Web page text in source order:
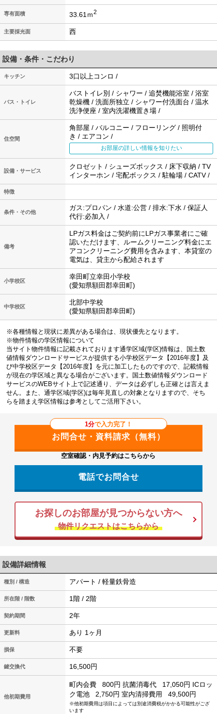
専有面積 33.61ｍ2
主要採光面 西
設備・条件・こだわり
キッチン 3口以上コンロ /
バス・トイレ
バストイレ別 / シャワー / 追焚機能浴室 / 浴室
乾燥機 / 洗面所独立 / シャワー付洗面台 / 温水
洗浄便座 / 室内洗濯機置き場 /
住空間
角部屋 / バルコニー / フローリング / 照明付
き / エアコン /
お部屋の詳しい情報を知りたい
設備・サービス
クロゼット / シューズボックス / 床下収納 / TV
インターホン / 宅配ボックス / 駐輪場 / CATV /
特徴
条件・その他
ガス:プロパン / 水道:公営 / 排水:下水 / 保証人
代行:必加入 /
備考
LPガス料金はご契約前にLPガス事業者にご確
認いただけます、ルームクリーニング料金にエ
アコンクリーニング費用を含みます、本貸室の
電気は、貸主から配給されます
小学校区
幸田町立幸田小学校
(愛知県額田郡幸田町)
中学校区
北部中学校
(愛知県額田郡幸田町)
※各種情報と現状に差異がある場合は、現状優先となります。
※物件情報の学区情報について
当サイト物件情報に記載されております通学区域(学区)情報は、国土数
値情報ダウンロードサービスが提供する小学校区データ【2016年度】及
び中学校区データ【2016年度】を元に加工したものですので、記載情報
が現在の学区域と異なる場合がございます。国土数値情報ダウンロード
サービスのWEBサイト上で記述通り、データは必ずしも正確とは言えま
せん。また、通学区域(学区)は毎年見直しの対象となりますので、そち
らを踏まえ学区情報は参考としてご活用下さい。
1分で入力完了！
空室確認・内見予約はこちらから
電話でお問合せ
お探しのお部屋が見つからない方へ
物件リクエストはこちらから
設備詳細情報
種別 / 構造 アパート / 軽量鉄骨造
所在階 / 階数 1階 / 2階
契約期間 2年
更新料 あり 1ヶ月
損保 不要
鍵交換代 16,500円
他初期費用
町内会費 800円 抗菌消毒代 17,050円 ICロッ
ク電池
2,750円 室内清掃費用 49,500円
※他初期費用は項目によっては別途消費税がかかる可能性がござ
います